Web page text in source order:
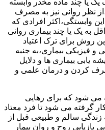
نظر روانی نیز به مصرف
وابستگی،اکثر افرادی که
به یک یا چند بیماری روانی
روش برای ترک اعتیاد
فیزیکی بیماری،به جنبه
یابی بیماری ها و دلایل
کردن و درمان علمی و
می شود که برای رهایی
گرفته می شود تا فرد معتاد
سالم و طبیعی قبل از
روح و روان بیمار